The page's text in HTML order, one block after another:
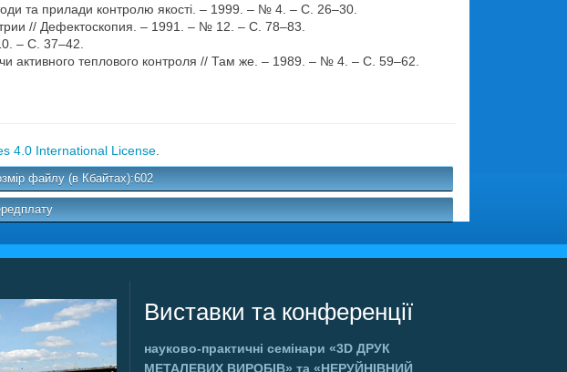
та прилади контролю якості. – 1999. – № 4. – С. 26–30.
// Дефектоскопия. – 1991. – № 12. – С. 78–83.
– С. 37–42.
активного теплового контроля // Там же. – 1989. – № 4. – С. 59–62.
4.0 International License
файлу (в Кбайтах):602
Виставки та конференції
науково-практичні семінари«3D ДРУК
МЕТАЛЕВИХ ВИРОБІВ» та«НЕРУЙНІВНИЙ